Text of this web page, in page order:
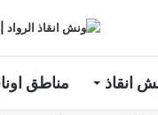
انقاذ مناطق